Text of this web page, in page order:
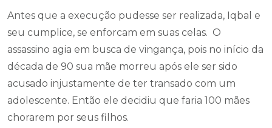
Antes que a execução pudesse ser realizada, Iqbal e
seu cumplice, se enforcam em suas celas. O
assassino agia em busca de vingança, pois no início da
década de 90 sua mãe morreu após ele ser sido
acusado injustamente de ter transado com um
adolescente. Então ele decidiu que faria 100 mães
chorarem por seus filhos.